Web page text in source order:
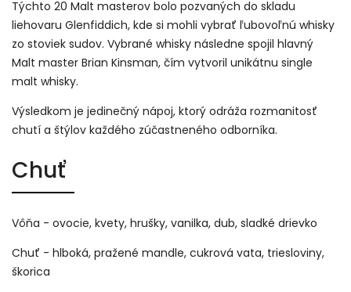
Týchto 20 Malt masterov bolo pozvaných do skladu
liehovaru Glenfiddich, kde si mohli vybrať ľubovoľnú whisky
zo stoviek sudov. Vybrané whisky následne spojil hlavný
Malt master Brian Kinsman, čím vytvoril unikátnu single
malt whisky.
Výsledkom je jedinečný nápoj, ktorý odráža rozmanitosť
chutí a štýlov každého zúčastneného odborníka.
Chuť
Vôňa - ovocie, kvety, hrušky, vanilka, dub, sladké drievko
Chuť - hlboká, pražené mandle, cukrová vata, triesloviny,
škorica